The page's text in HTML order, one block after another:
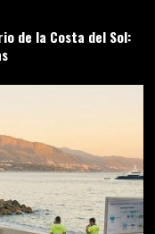
de la Costa del Sol: